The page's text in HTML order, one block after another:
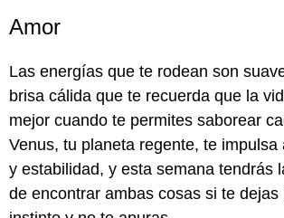
Amor
Las energías que te rodean son
brisa cálida que te recuerda que la
mejor cuando te permites saborear
Venus, tu planeta regente, te impulsa
y estabilidad, y esta semana tendrás
de encontrar ambas cosas si te dejas